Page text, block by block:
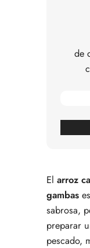
Qué
Errores
pescado
de
El arroz
gambas
sabrosa,
preparar
pescado,